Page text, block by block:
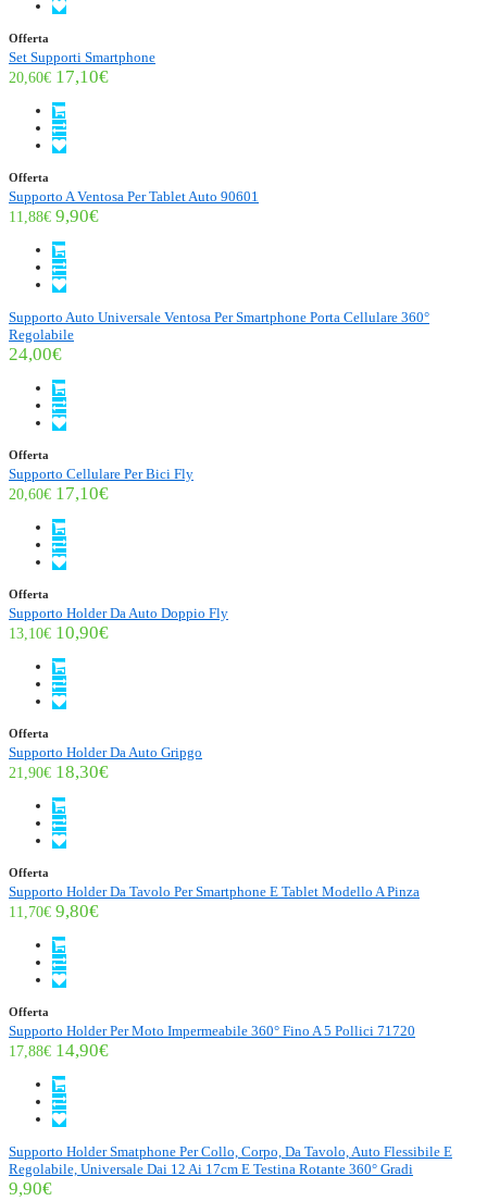
Offerta
Set Supporti Smartphone
20,60€ 17,10€
Offerta
Supporto A Ventosa Per Tablet Auto 90601
11,88€ 9,90€
Supporto Auto Universale Ventosa Per Smartphone Porta Cellulare 360°
Regolabile
24,00€
Offerta
Supporto Cellulare Per Bici Fly
20,60€ 17,10€
Offerta
Supporto Holder Da Auto Doppio Fly
13,10€ 10,90€
Offerta
Supporto Holder Da Auto Gripgo
21,90€ 18,30€
Offerta
Supporto Holder Da Tavolo Per Smartphone E Tablet Modello A Pinza
11,70€ 9,80€
Offerta
Supporto Holder Per Moto Impermeabile 360° Fino A 5 Pollici 71720
17,88€ 14,90€
Supporto Holder Smatphone Per Collo, Corpo, Da Tavolo, Auto Flessibile E
Regolabile, Universale Dai 12 Ai 17cm E Testina Rotante 360° Gradi
9,90€